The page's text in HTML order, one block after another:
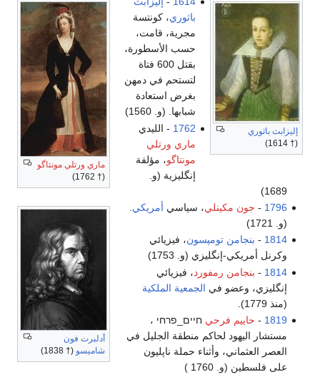
إليزابث باثوري
(† 1614)
ماري ورتلي مونتاگو
(† 1762)
أدلبرت فون
شاميسو († 1838)
باثوري، كونتسة
مجرية، قامت،
حسب الأسطورة،
بقتل 600 فتاة
لتستحم في دمهن
بغرض استعادة
شبابها. (و. 1560)
1762 - الليدي
ماري ورتلي
مونتاگو، مؤلفة
إنگليزية (و.
1689)
1796
- جون مكينلي، سياسي أمريكي
(و. 1721)
1814
- بنجامن تومپسون، فيزيائي
وكرنل أمريكي-إنگليزي (و. 1753)
1814
- بنجامن رمفورد، فيزيائي
إنگليزي، وعضو في الجمعية الملكية
(منذ 1779).
1819
- حاييم فرحي חיים_פרחי ،
مستشار اليهود لحاكم منطقة الجليل في
العصر العثماني، وأثناء حملة ناپليون
على فلسطين (و. 1760 )